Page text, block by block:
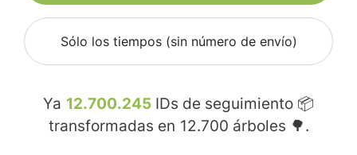
Sólo los tiempos (sin número de envío)
Ya 12.700.245 IDs de seguimiento 📦
transformadas en 12.700 árboles 🌳.